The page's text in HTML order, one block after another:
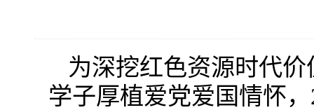
为深挖红色资源时代
学子厚植爱党爱国情怀